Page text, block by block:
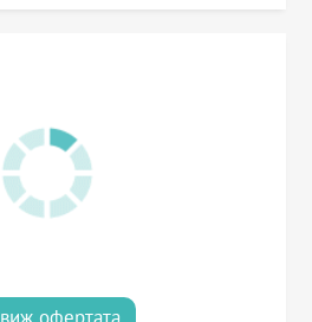
виж офертата